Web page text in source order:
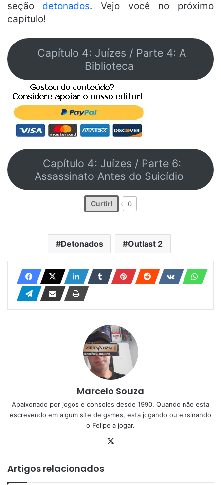
seção detonados. Vejo você no próximo
capítulo!
Capítulo 4: Juízes / Parte 4: A
Biblioteca
Capítulo 4: Juízes / Parte 6:
Assassinato Antes do Suicídio
Curtir! 0
Detonados Outlast 2
Marcelo Souza
Apaixonado por jogos e consoles desde 1990. Quando não esta
escrevendo em algum site de games, esta jogando ou ensinando
o Felipe a jogar.
Artigos relacionados